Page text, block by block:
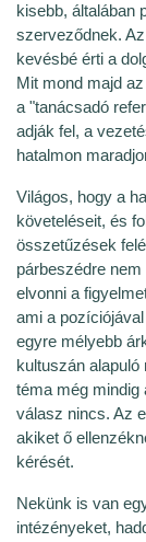
kisebb, általában
szerveződnek.
kevésbé érti a
Mit mond majd
a "tanácsadó
adják fel, a
hatalmon
Világos, hogy a
követeléseit, és
összetűzések
párbeszédre
elvonni a
ami a
egyre mélyebb
kultuszán alapuló
téma még mindig
válasz nincs. Az
akiket ő
kérését.
Nekünk is van
intézényeket,